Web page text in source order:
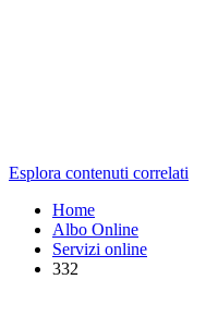
Esplora contenuti correlati
Home
Albo Online
Servizi online
332